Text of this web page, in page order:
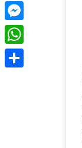
Skype
Messenger
WhatsApp